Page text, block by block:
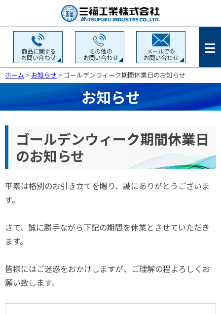
ホーム > お知らせ > ゴールデンウィーク期間休業日のお知らせ
お知らせ
ゴールデンウィーク期間休業日
のお知らせ
平素は格別のお引き立てを賜り、誠にありがとうございま
す。
さて、誠に勝手ながら下記の期間を休業とさせていただき
ます。
皆様にはご迷惑をおかけしますが、ご理解の程よろしくお
願い致します。